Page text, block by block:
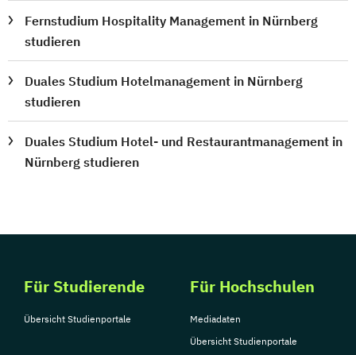
Fernstudium Hospitality Management in Nürnberg
studieren
Duales Studium Hotelmanagement in Nürnberg
studieren
Duales Studium Hotel- und Restaurantmanagement in
Nürnberg studieren
Für Studierende
Übersicht Studienportale
Für Hochschulen
Mediadaten
Übersicht Studienportale